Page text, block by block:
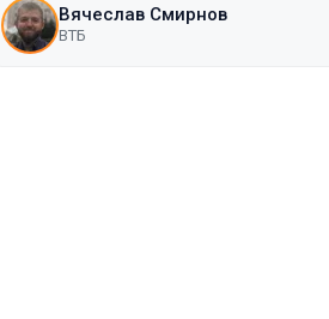
Вячеслав Смирнов
ВТБ